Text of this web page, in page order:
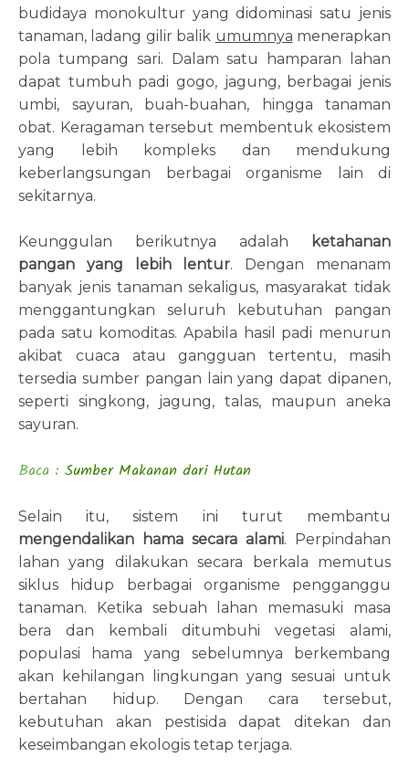
budidaya monokultur yang didominasi satu jenis
tanaman, ladang gilir balik umumnya menerapkan
pola tumpang sari. Dalam satu hamparan lahan
dapat tumbuh padi gogo, jagung, berbagai jenis
umbi, sayuran, buah-buahan, hingga tanaman
obat. Keragaman tersebut membentuk ekosistem
yang lebih kompleks dan mendukung
keberlangsungan berbagai organisme lain di
sekitarnya.
Keunggulan berikutnya adalah
ketahanan
pangan yang lebih lentur. Dengan menanam
banyak jenis tanaman sekaligus, masyarakat tidak
menggantungkan seluruh kebutuhan pangan
pada satu komoditas. Apabila hasil padi menurun
akibat cuaca atau gangguan tertentu, masih
tersedia sumber pangan lain yang dapat dipanen,
seperti singkong, jagung, talas, maupun aneka
sayuran.
Baca : Sumber Makanan dari Hutan
Selain itu, sistem ini turut membantu
mengendalikan hama secara alami. Perpindahan
lahan yang dilakukan secara berkala memutus
siklus hidup berbagai organisme pengganggu
tanaman. Ketika sebuah lahan memasuki masa
bera dan kembali ditumbuhi vegetasi alami,
populasi hama yang sebelumnya berkembang
akan kehilangan lingkungan yang sesuai untuk
bertahan hidup. Dengan cara tersebut,
kebutuhan akan pestisida dapat ditekan dan
keseimbangan ekologis tetap terjaga.